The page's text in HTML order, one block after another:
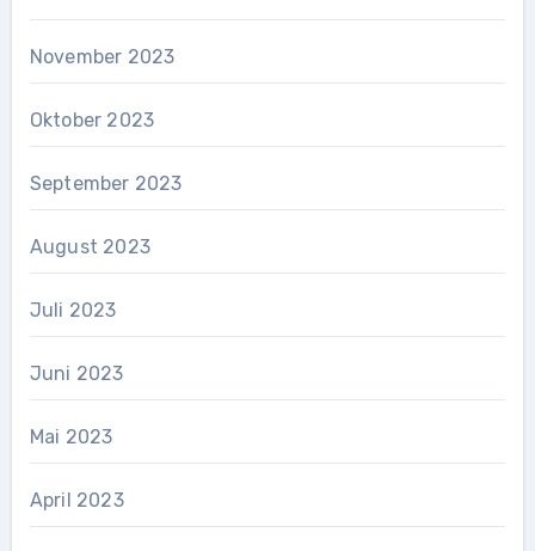
November 2023
Oktober 2023
September 2023
August 2023
Juli 2023
Juni 2023
Mai 2023
April 2023